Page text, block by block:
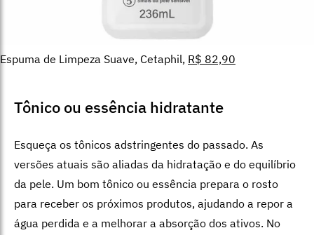
Espuma de Limpeza Suave, Cetaphil, R$ 82,90
Tônico ou essência hidratante
Esqueça os tônicos adstringentes do passado. As
versões atuais são aliadas da hidratação e do equilíbrio
da pele. Um bom tônico ou essência prepara o rosto
para receber os próximos produtos, ajudando a repor a
água perdida e a melhorar a absorção dos ativos. No